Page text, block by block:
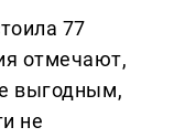
77
отмечают,
выгодным,
не